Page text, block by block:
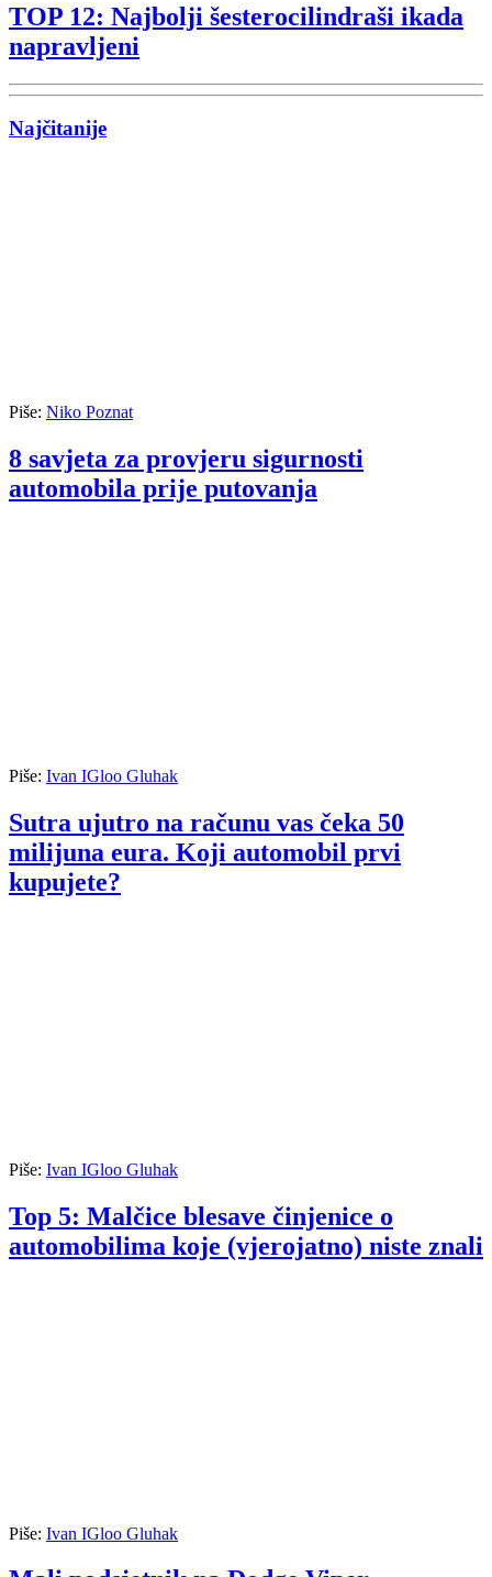
TOP 12: Najbolji šesterocilindraši ikada
napravljeni
Najčitanije
Piše: Niko Poznat
8 savjeta za provjeru sigurnosti
automobila prije putovanja
Piše: Ivan IGloo Gluhak
Sutra ujutro na računu vas čeka 50
milijuna eura. Koji automobil prvi
kupujete?
Piše: Ivan IGloo Gluhak
Top 5: Malčice blesave činjenice o
automobilima koje (vjerojatno) niste znali
Piše: Ivan IGloo Gluhak